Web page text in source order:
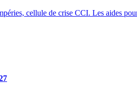
cellule de crise CCI. Les aides